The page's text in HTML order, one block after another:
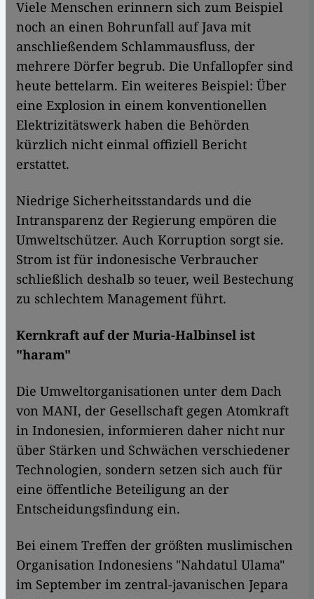
Viele Menschen erinnern sich zum Beispiel
noch an einen Bohrunfall auf Java mit
anschließendem Schlammausfluss, der
mehrere Dörfer begrub. Die Unfallopfer sind
heute bettelarm. Ein weiteres Beispiel: Über
eine Explosion in einem konventionellen
Elektrizitätswerk haben die Behörden
kürzlich nicht einmal offiziell Bericht
erstattet.
Niedrige Sicherheitsstandards und die
Intransparenz der Regierung empören die
Umweltschützer. Auch Korruption sorgt sie.
Strom ist für indonesische Verbraucher
schließlich deshalb so teuer, weil Bestechung
zu schlechtem Management führt.
Kernkraft auf der Muria-Halbinsel ist
"haram"
Die Umweltorganisationen unter dem Dach
von MANI, der Gesellschaft gegen Atomkraft
in Indonesien, informieren daher nicht nur
über Stärken und Schwächen verschiedener
Technologien, sondern setzen sich auch für
eine öffentliche Beteiligung an der
Entscheidungsfindung ein.
Bei einem Treffen der größten muslimischen
Organisation Indonesiens "Nahdatul Ulama"
im September im zentral-javanischen Jepara